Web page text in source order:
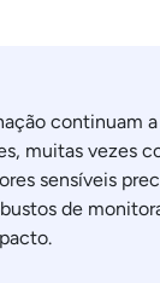
continuam
muitas vezes
sensíveis
de